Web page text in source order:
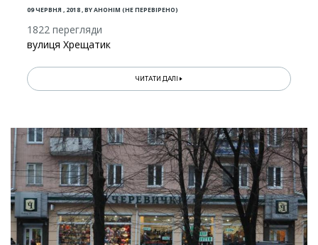
09 ЧЕРВНЯ , 2018,BYАНОНІМ (НЕ ПЕРЕВІРЕНО)
1822 перегляди
вулиця Хрещатик
ЧИТАТИ ДАЛІ